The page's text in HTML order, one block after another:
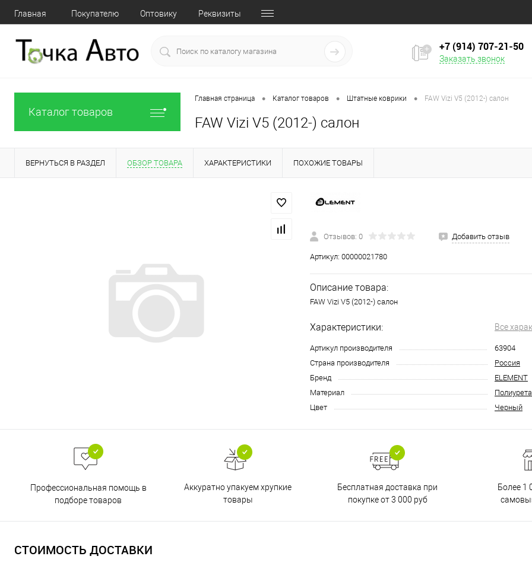
Главная Покупателю Оптовику Реквизиты
+7 (914) 707‒21‒50
Заказать звонок
Каталог товаров
Главная страница • Каталог товаров • Штатные коврики • FAW Vizi V5 (2012-) салон
FAW Vizi V5 (2012-) салон
ВЕРНУТЬСЯ В РАЗДЕЛ ОБЗОР ТОВАРА ХАРАКТЕРИСТИКИ ПОХОЖИЕ ТОВАРЫ
Отзывов: 0 Добавить отзыв
Артикул: 00000021780
Описание товара:
FAW Vizi V5 (2012-) салон
Характеристики: Все
Артикул производителя
63904
Страна производителя
Россия
Бренд
ELEMENT
Материал
Цвет
Черный
Профессиональная помощь в
подборе товаров
Аккуратно упакуем хрупкие
товары
Бесплатная доставка при
покупке от 3 000 руб
Более 1
СТОИМОСТЬ ДОСТАВКИ